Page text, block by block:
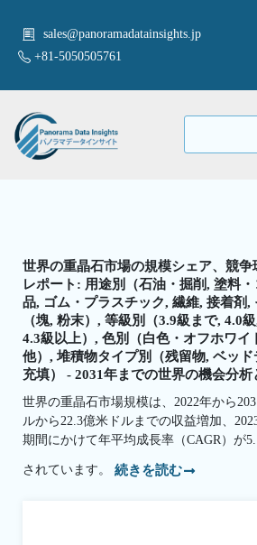
sales@panoramadatainsights.jp
+81-5050505761
世界の重晶石市場の規模シェア、競
レポート: 用途別（石油・掘削, 塗料
品, ゴム・プラスチック, 繊維, 接着剤,
（塊, 粉末）, 等級別（3.9級まで, 4.0
4.3級以上）, 色別（白色・オフホワイ
他）, 堆積物タイプ別（残留物, ベッ
充填） - 2031年までの世界の機会分析
世界の重晶石市場規模は、2022年から
ルから22.3億米ドルまでの収益増加、
期間にかけて年平均成長率（CAGR）が
されています。 続きを読む